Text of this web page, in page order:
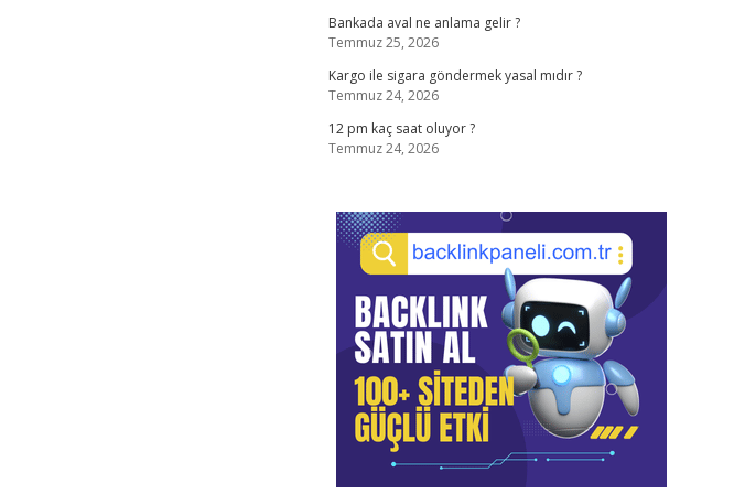
Bankada aval ne anlama gelir ?
Temmuz 25, 2026
Kargo ile sigara göndermek yasal mıdır ?
Temmuz 24, 2026
12 pm kaç saat oluyor ?
Temmuz 24, 2026